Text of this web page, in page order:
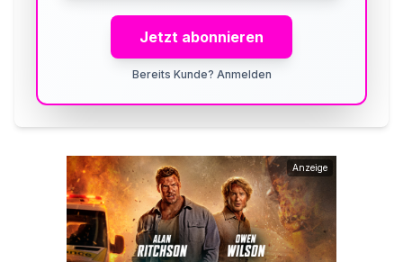
Jetzt abonnieren
Bereits Kunde? Anmelden
Anzeige